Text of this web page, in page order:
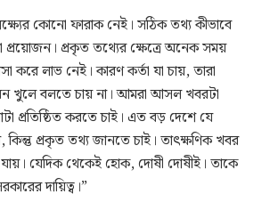
কোনো ফারাক নেই। সঠিক তথ্য কীভাবে
প্রয়োজন। প্রকৃত তথ্যের ক্ষেত্রে অনেক সময়
করে লাভ নেই। কারণ কর্তা যা চায়, তারা
খুলে বলতে চায় না। আমরা আসল খবরটা
প্রতিষ্ঠিত করতে চাই। এত বড় দেশে যে
প্রকৃত তথ্য জানতে চাই। তাৎক্ষণিক খবর
যেদিক থেকেই হোক, দোষী দোষীই। তাকে
দায়িত্ব।”